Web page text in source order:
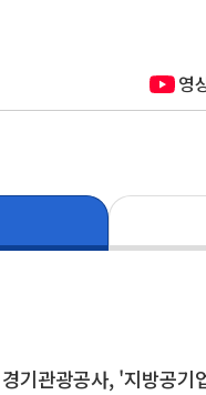
영
경기관광공사, '지방공기